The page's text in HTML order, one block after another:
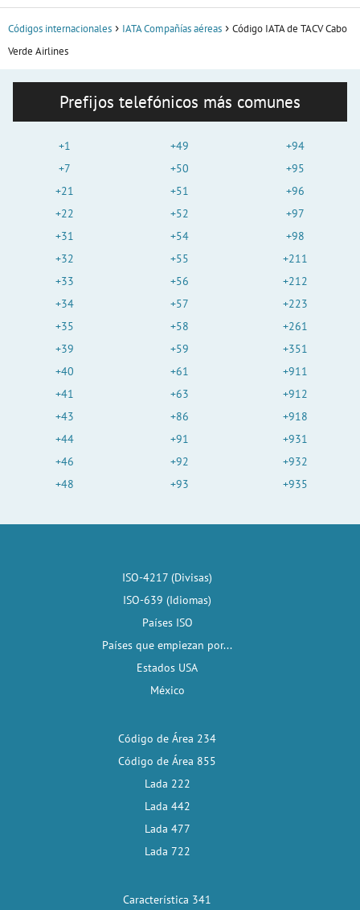
Códigos internacionales IATA Compañías aéreas
Código IATA de TACV Cabo
Verde Airlines
Prefijos telefónicos más comunes
+1
+7
+21
+22
+31
+32
+33
+34
+35
+39
+40
+41
+43
+44
+46
+48
+49
+50
+51
+52
+54
+55
+56
+57
+58
+59
+61
+63
+86
+91
+92
+93
+94
+95
+96
+97
+98
+211
+212
+223
+261
+351
+911
+912
+918
+931
+932
+935
ISO-4217 (Divisas)
ISO-639 (Idiomas)
Países ISO
Países que empiezan por...
Estados USA
México
Código de Área 234
Código de Área 855
Lada 222
Lada 442
Lada 477
Lada 722
Característica 341